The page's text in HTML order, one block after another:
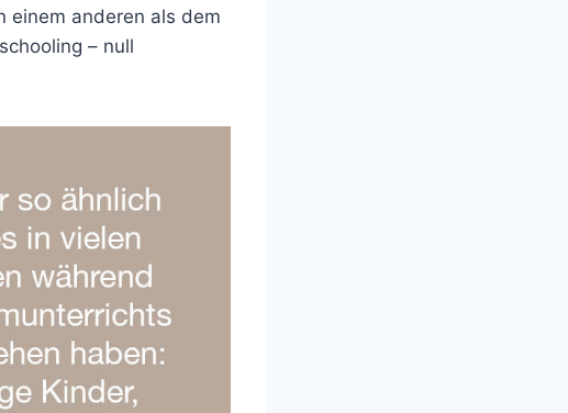
einem anderen als dem
– null